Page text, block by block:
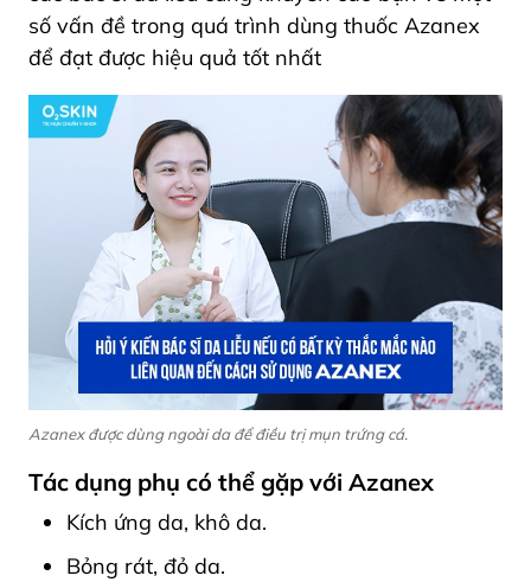
số vấn đề trong quá trình dùng thuốc Azanex
để đạt được hiệu quả tốt nhất
Azanex được dùng ngoài da để điều trị mụn trứng cá.
Tác dụng phụ có thể gặp với Azanex
Kích ứng da, khô da.
Bỏng rát, đỏ da.